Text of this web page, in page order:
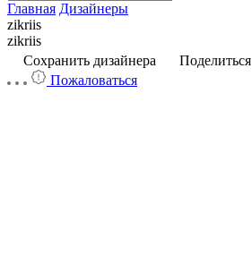
Главная Дизайнеры
zikriis
zikriis
Сохранить дизайнера
Поделиться
Пожаловаться